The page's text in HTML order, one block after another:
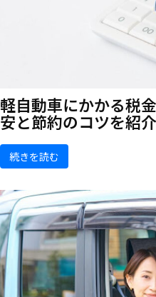
軽自動車にかかる税
安と節約のコツを紹介
続きを読む